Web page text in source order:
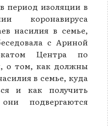
период изоляции в
коронавируса
насилия в семье,
с Ариной
Центра по
о том, как должны
в семье, куда
и как получить
подвергаются